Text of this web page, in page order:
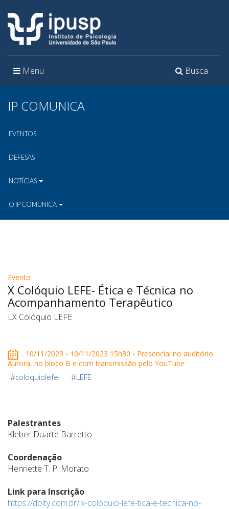
Toggle
Busca
Toggle
Menu
IP COMUNICA
EVENTOS
DEFESAS
NOTÍCIAS
O IP COMUNICA
Evento
X Colóquio LEFE- Ética e Técnica no
Acompanhamento Terapêutico
LX Colóquio LEFE
10/11/2023 - 10/11/2023 15h30 - Presencial no auditório
Aurora, no bloco B e com transmissão pelo YouTube
#coloquiolefe #LEFE
Palestrantes
Kleber Duarte Barretto
Coordenação
Henriette T. P. Morato
Link para Inscrição
https://doity.com.br/lx-coloquio-lefe-tica-e-tecnica-no-